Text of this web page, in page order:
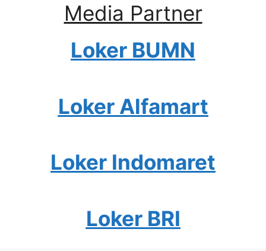
Media Partner
Loker BUMN
Loker Alfamart
Loker Indomaret
Loker BRI